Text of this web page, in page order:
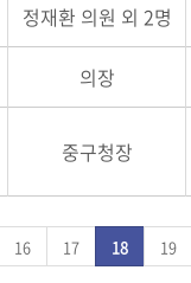
정재환 의원 외 2명
의장
중구청장
16 17 18 19